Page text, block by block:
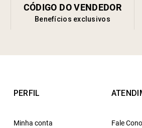
CÓDIGO DO VENDEDOR
Benefícios exclusivos
PERFIL
Minha conta Fale